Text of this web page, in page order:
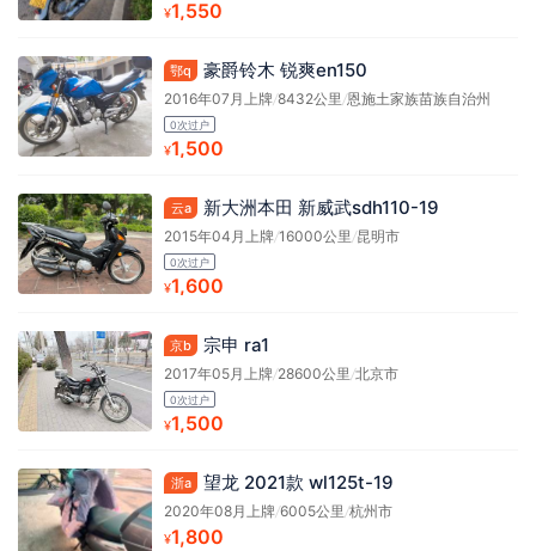
¥1,550
鄂q 豪爵铃木 锐爽en150
2016年07月上牌/8432公里/恩施土家族苗族自治州
0次过户
¥1,500
云a 新大洲本田 新威武sdh110-19
2015年04月上牌/16000公里/昆明市
0次过户
¥1,600
京b 宗申 ra1
2017年05月上牌/28600公里/北京市
0次过户
¥1,500
浙a 望龙 2021款 wl125t-19
2020年08月上牌/6005公里/杭州市
¥1,800